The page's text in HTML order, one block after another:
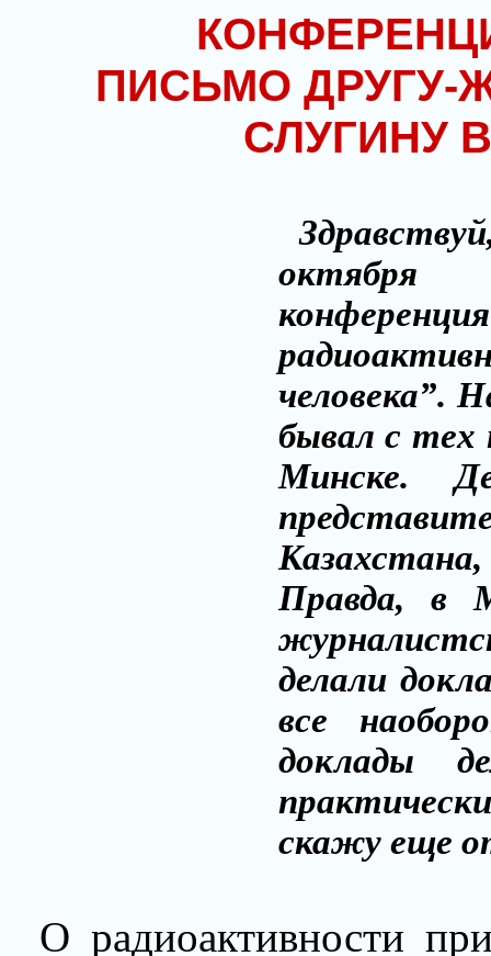
ПИСЬМО ДРУГУ-
СЛУГИНУ
октября
человека”.
бывал с тех
Минске.
Правда, в
делали
все
доклады
скажу еще
О радиоактивности